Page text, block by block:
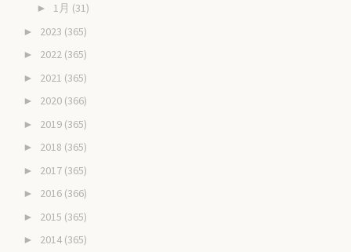
► 1月 (31)
► 2023 (365)
► 2022 (365)
► 2021 (365)
► 2020 (366)
► 2019 (365)
► 2018 (365)
► 2017 (365)
► 2016 (366)
► 2015 (365)
► 2014 (365)